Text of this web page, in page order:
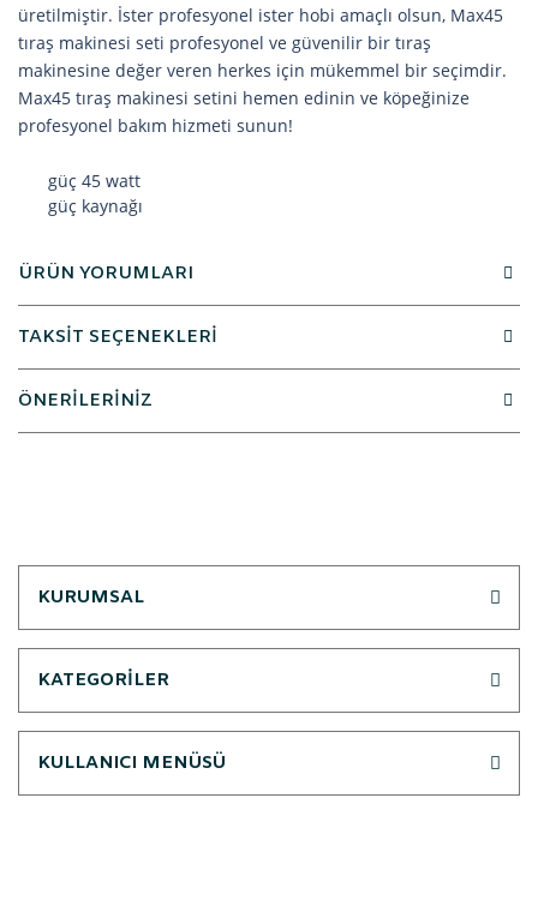
üretilmiştir. İster profesyonel ister hobi amaçlı olsun, Max45
tıraş makinesi seti profesyonel ve güvenilir bir tıraş
makinesine değer veren herkes için mükemmel bir seçimdir.
Max45 tıraş makinesi setini hemen edinin ve köpeğinize
profesyonel bakım hizmeti sunun!
güç 45 watt
güç kaynağı
ÜRÜN YORUMLARI
TAKSİT SEÇENEKLERİ
ÖNERİLERİNİZ
KURUMSAL
KATEGORİLER
KULLANICI MENÜSÜ